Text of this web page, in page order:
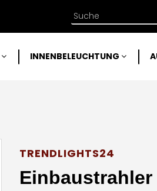
INNENBELEUCHTUNG
TRENDLIGHTS24
Einbaustrahler